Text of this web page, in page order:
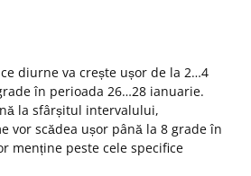
diurne va crește ușor de la 2…4
în perioada 26…28 ianuarie.
la sfârșitul intervalului,
vor scădea ușor până la 8 grade în
menține peste cele specifice